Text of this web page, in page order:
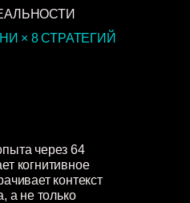
× 8 СТРАТЕГИЙ
через 64
когнитивное
контекст
а не только